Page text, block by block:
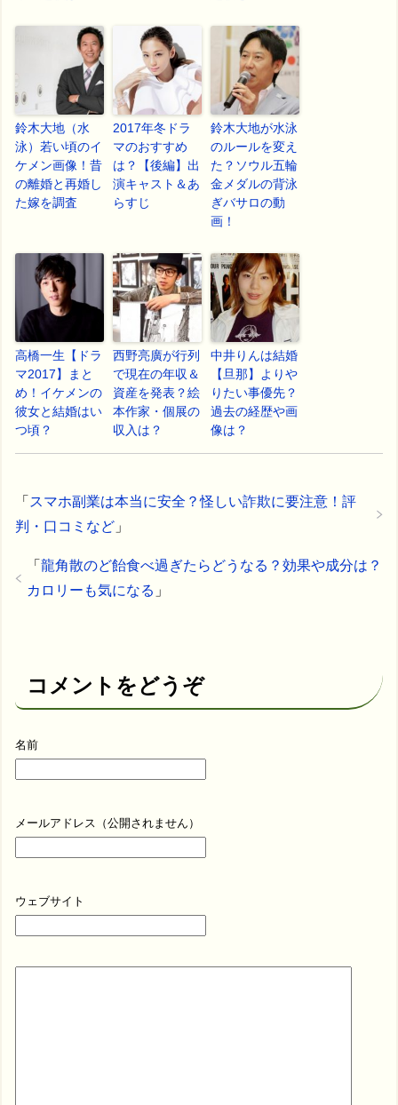
鈴木大地（水
泳）若い頃のイ
ケメン画像！昔
の離婚と再婚し
た嫁を調査
2017年冬ドラ
マのおすすめ
は？【後編】出
演キャスト＆あ
らすじ
鈴木大地が水泳
のルールを変え
た？ソウル五輪
金メダルの背泳
ぎバサロの動
画！
高橋一生【ドラ
マ2017】まと
め！イケメンの
彼女と結婚はい
つ頃？
西野亮廣が行列
で現在の年収＆
資産を発表？絵
本作家・個展の
収入は？
中井りんは結婚
【旦那】よりや
りたい事優先？
過去の経歴や画
像は？
「 スマホ副業は本当に安全？怪しい詐欺に要注意！評
判・口コミなど 」
「 龍角散のど飴食べ過ぎたらどうなる？効果や成分は？
カロリーも気になる 」
コメントをどうぞ
名前
メールアドレス（公開されません）
ウェブサイト